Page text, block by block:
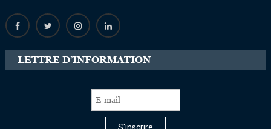
LETTRE D’INFORMATION
S'inscrire